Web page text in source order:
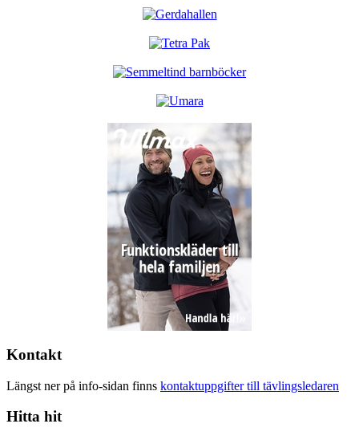
Kontakt
Längst ner på info-sidan finns kontaktuppgifter till tävlingsledaren
Hitta hit